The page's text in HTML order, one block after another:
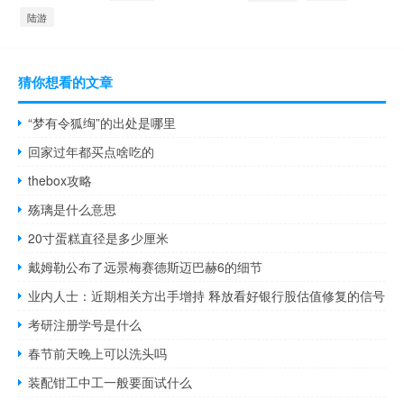
陆游
猜你想看的文章
“梦有令狐绹”的出处是哪里
回家过年都买点啥吃的
thebox攻略
殇璃是什么意思
20寸蛋糕直径是多少厘米
戴姆勒公布了远景梅赛德斯迈巴赫6的细节
业内人士：近期相关方出手增持 释放看好银行股估值修复的信号
考研注册学号是什么
春节前天晚上可以洗头吗
装配钳工中工一般要面试什么